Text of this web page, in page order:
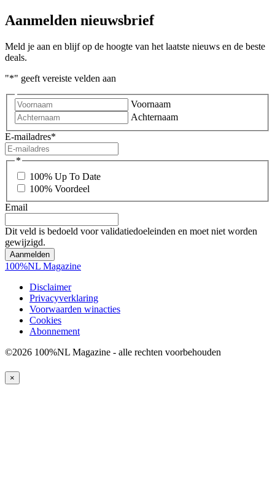
Aanmelden nieuwsbrief
Meld je aan en blijf op de hoogte van het laatste nieuws en de beste
deals.
"*" geeft vereiste velden aan
Voornaam
Achternaam
E-mailadres*
*
100% Up To Date
100% Voordeel
Email
Dit veld is bedoeld voor validatiedoeleinden en moet niet worden
gewijzigd.
100%NL Magazine
Disclaimer
Privacyverklaring
Voorwaarden winacties
Cookies
Abonnement
©2026 100%NL Magazine - alle rechten voorbehouden
×